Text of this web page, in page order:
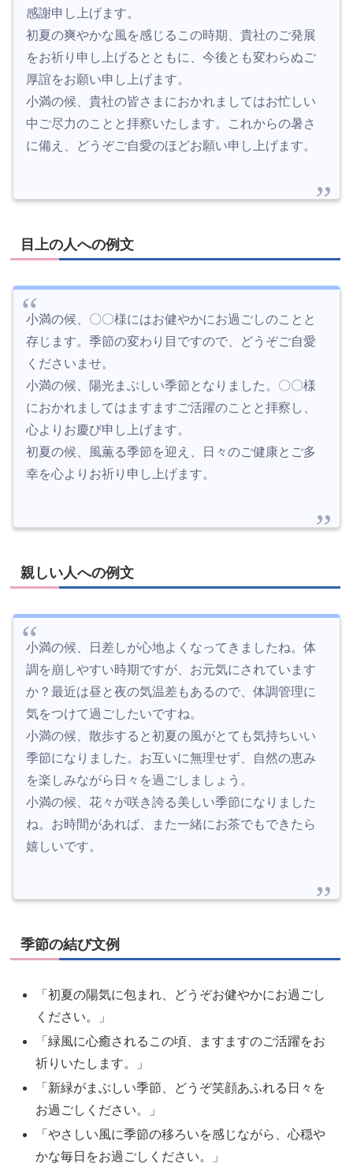
感謝申し上げます。
初夏の爽やかな風を感じるこの時期、貴社のご発展
をお祈り申し上げるとともに、今後とも変わらぬご
厚誼をお願い申し上げます。
小満の候、貴社の皆さまにおかれましてはお忙しい
中ご尽力のことと拝察いたします。これからの暑さ
に備え、どうぞご自愛のほどお願い申し上げます。
目上の人への例文
小満の候、〇〇様にはお健やかにお過ごしのことと
存じます。季節の変わり目ですので、どうぞご自愛
くださいませ。
小満の候、陽光まぶしい季節となりました。〇〇様
におかれましてはますますご活躍のことと拝察し、
心よりお慶び申し上げます。
初夏の候、風薫る季節を迎え、日々のご健康とご多
幸を心よりお祈り申し上げます。
親しい人への例文
小満の候、日差しが心地よくなってきましたね。体
調を崩しやすい時期ですが、お元気にされています
か？最近は昼と夜の気温差もあるので、体調管理に
気をつけて過ごしたいですね。
小満の候、散歩すると初夏の風がとても気持ちいい
季節になりました。お互いに無理せず、自然の恵み
を楽しみながら日々を過ごしましょう。
小満の候、花々が咲き誇る美しい季節になりました
ね。お時間があれば、また一緒にお茶でもできたら
嬉しいです。
季節の結び文例
「初夏の陽気に包まれ、どうぞお健やかにお過ごし
ください。」
「緑風に心癒されるこの頃、ますますのご活躍をお
祈りいたします。」
「新緑がまぶしい季節、どうぞ笑顔あふれる日々を
お過ごしください。」
「やさしい風に季節の移ろいを感じながら、心穏や
かな毎日をお過ごしください。」